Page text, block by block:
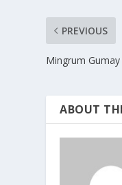
PREVIOUS
Mingrum
ABOUT